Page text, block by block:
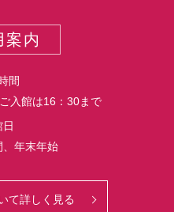
案内
間
入館は16：30まで
日
、年末年始
て詳しく見る